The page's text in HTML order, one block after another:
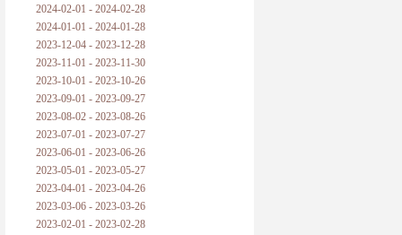
2024-02-01 - 2024-02-28
2024-01-01 - 2024-01-28
2023-12-04 - 2023-12-28
2023-11-01 - 2023-11-30
2023-10-01 - 2023-10-26
2023-09-01 - 2023-09-27
2023-08-02 - 2023-08-26
2023-07-01 - 2023-07-27
2023-06-01 - 2023-06-26
2023-05-01 - 2023-05-27
2023-04-01 - 2023-04-26
2023-03-06 - 2023-03-26
2023-02-01 - 2023-02-28